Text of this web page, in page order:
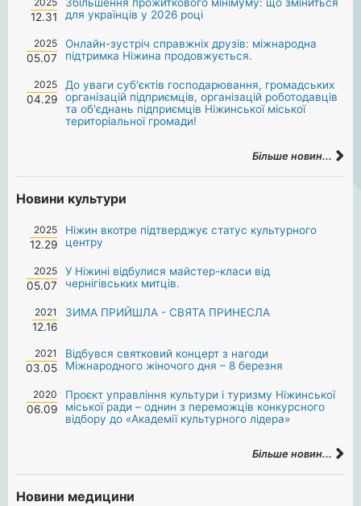
12.31
для українців у 2026 році
2025
05.07
Онлайн-зустріч справжніх друзів: міжнародна
підтримка Ніжина продовжується.
2025
04.29
До уваги суб'єктів господарювання, громадських
організацій підприємців, організацій роботодавців
та об'єднань підприємців Ніжинської міської
територіальної громади!
Більше новин...
Новини культури
2025
12.29
Ніжин вкотре підтверджує статус культурного
центру
2025
05.07
У Ніжині відбулися майстер-класи від
чернігівських митців.
2021
12.16
ЗИМА ПРИЙШЛА - СВЯТА ПРИНЕСЛА
2021
03.05
Відбувся святковий концерт з нагоди
Міжнародного жіночого дня – 8 березня
2020
06.09
Проєкт управління культури і туризму Ніжинської
міської ради – однин з переможців конкурсного
відбору до «Академії культурного лідера»
Більше новин...
Новини медицини